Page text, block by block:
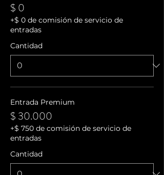
$ 0
+$ 0 de comisión de servicio de
entradas
Cantidad
Entrada Premium
$ 30.000
+$ 750 de comisión de servicio de
entradas
Cantidad